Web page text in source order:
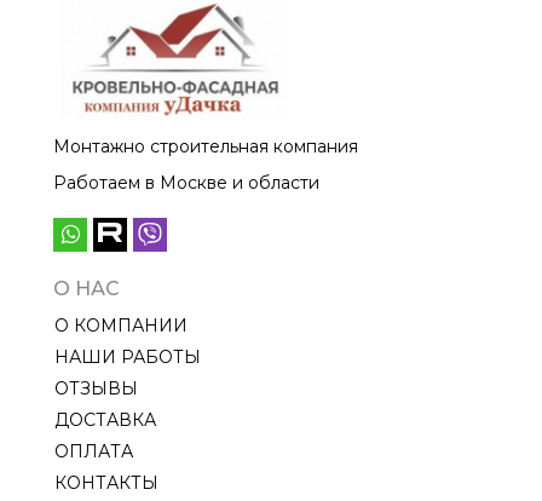
Монтажно строительная компания
Работаем в Москве и области
О НАС
О КОМПАНИИ
НАШИ РАБОТЫ
ОТЗЫВЫ
ДОСТАВКА
ОПЛАТА
КОНТАКТЫ